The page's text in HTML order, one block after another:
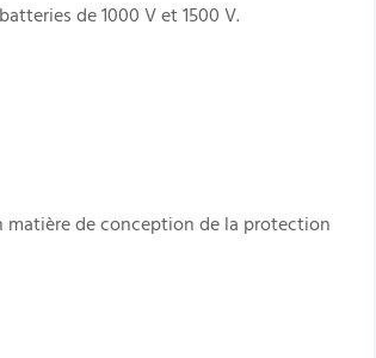
de 1000 V et 1500 V.
matière de conception de la protection